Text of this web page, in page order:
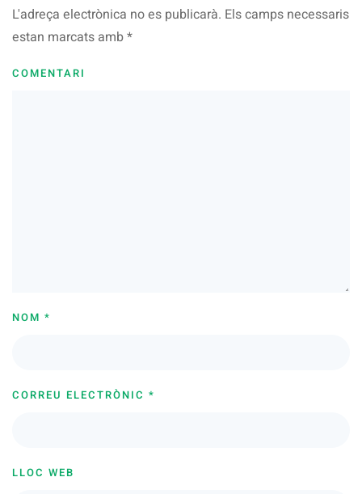
L'adreça electrònica no es publicarà. Els camps necessaris
estan marcats amb*
COMENTARI
NOM *
CORREU ELECTRÒNIC *
LLOC WEB